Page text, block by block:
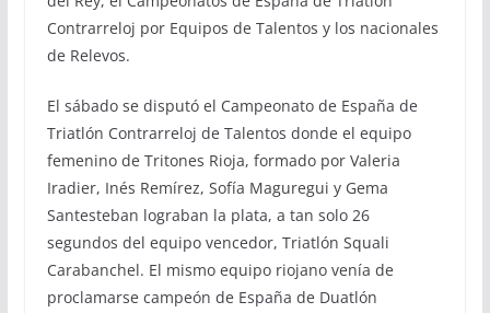
Contrarreloj por Equipos de Talentos y los nacionales
de Relevos.
El sábado se disputó el Campeonato de España de
Triatlón Contrarreloj de Talentos donde el equipo
femenino de Tritones Rioja, formado por Valeria
Iradier, Inés Remírez, Sofía Maguregui y Gema
Santesteban lograban la plata, a tan solo 26
segundos del equipo vencedor, Triatlón Squali
Carabanchel. El mismo equipo riojano venía de
proclamarse campeón de España de Duatlón